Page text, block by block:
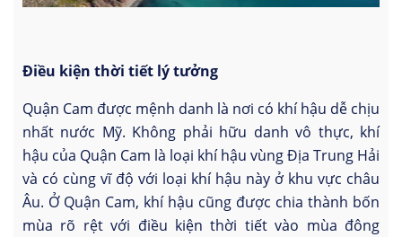
Điều kiện thời tiết lý tưởng
Quận Cam được mệnh danh là nơi có khí hậu dễ chịu
nhất nước Mỹ. Không phải hữu danh vô thực, khí
hậu của Quận Cam là loại khí hậu vùng Địa Trung Hải
và có cùng vĩ độ với loại khí hậu này ở khu vực châu
Âu. Ở Quận Cam, khí hậu cũng được chia thành bốn
mùa rõ rệt với điều kiện thời tiết vào mùa đông